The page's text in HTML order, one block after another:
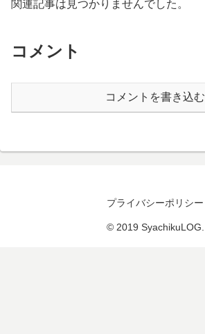
関連記事は見つかりませんでした。
コメント
コメントを書き込む
プライバシーポリシー
© 2019 SyachikuLOG.